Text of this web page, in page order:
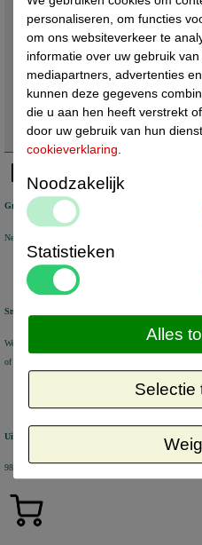
deze montageplaat. Cashbox, pos
Gratis verzending
Nederland vanaf € 50 excl. btw
Snel geleverd
We verzenden voorraad artikelen binnen 1-2
of DHL Service Point
Uitstekende review score
98% van de KiyOh reviews beveelt ons aan
personaliseren, om functies
om ons websiteverkeer te
informatie over uw gebruik
mediapartners, advertenties
kunnen deze gegevens
die u aan hen heeft verstrekt
door uw gebruik van hun
cookieverklaring
Noodzakelijk
Statistieken
Selectie
Alles